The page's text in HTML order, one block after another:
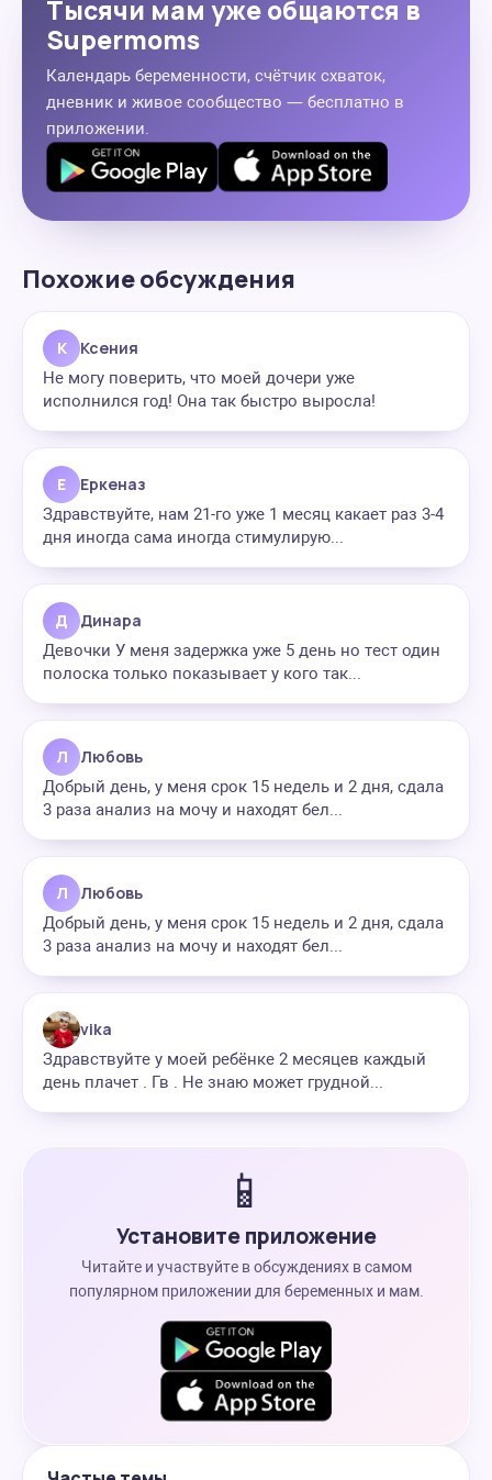
Тысячи мам уже общаются в
Supermoms
Календарь беременности, счётчик схваток,
дневник и живое сообщество — бесплатно в
приложении.
Похожие обсуждения
К Ксения
Не могу поверить, что моей дочери уже
исполнился год! Она так быстро выросла!
Е Еркеназ
Здравствуйте, нам 21-го уже 1 месяц какает раз 3-4
дня иногда сама иногда стимулирую...
Д Динара
Девочки У меня задержка уже 5 день но тест один
полоска только показывает у кого так...
Л Любовь
Добрый день, у меня срок 15 недель и 2 дня, сдала
3 раза анализ на мочу и находят бел...
Л Любовь
Добрый день, у меня срок 15 недель и 2 дня, сдала
3 раза анализ на мочу и находят бел...
vika
Здравствуйте у моей ребёнке 2 месяцев каждый
день плачет . Гв . Не знаю может грудной...
📱
Установите приложение
Читайте и участвуйте в обсуждениях в самом
популярном приложении для беременных и мам.